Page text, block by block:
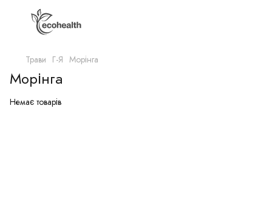
Трави Г-Я Морінга
Морінга
Немає товарів